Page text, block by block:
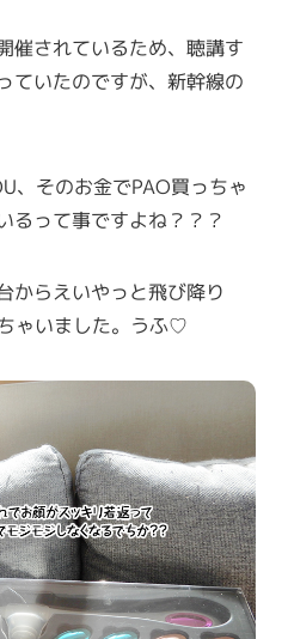
催されているため、聴講す
ていたのですが、新幹線の
、そのお金でPAO買っちゃ
るって事ですよね？？？
からえいやっと飛び降り
ゃいました。うふ♡